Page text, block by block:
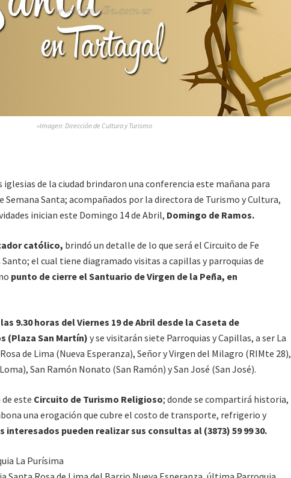
»Imagen: Dirección de Cultura y Turismo
de la ciudad brindaron una conferencia este mañana para
Semana Santa; acompañados por la directora de Turismo y Cultura,
inician este Domingo 14 de Abril, Domingo de Ramos.
católico, brindó un detalle de lo que será el Circuito de Fe
el cual tiene diagramado visitas a capillas y parroquias de
punto de cierre el Santuario de Virgen de la Peña, en
9.30 horas del Viernes 19 de Abril desde la Caseta de
(Plaza San Martín) y se visitarán siete Parroquias y Capillas, a ser La
de Lima (Nueva Esperanza), Señor y Virgen del Milagro (RIMte 28),
San Ramón Nonato (San Ramón) y San José (San José).
este Circuito de Turismo Religioso; donde se compartirá historia,
una erogación que cubre el costo de transporte, refrigerio y
interesados pueden realizar sus consultas al (3873) 59 99 30.
La Purísima